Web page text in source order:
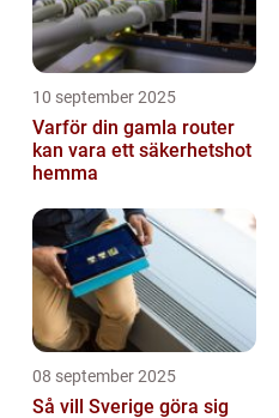
10 september 2025
Varför din gamla router
kan vara ett säkerhetshot
hemma
08 september 2025
Så vill Sverige göra sig